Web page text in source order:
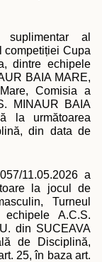
al
competiției Cupa
dintre echipele
BAIA MARE,
Comisia a
MINAUR BAIA
la următoarea
din data de
11.05.2026 a
la jocul de
Turneul
A.C.S.
din SUCEAVA
de Disciplină,
25, în baza art.